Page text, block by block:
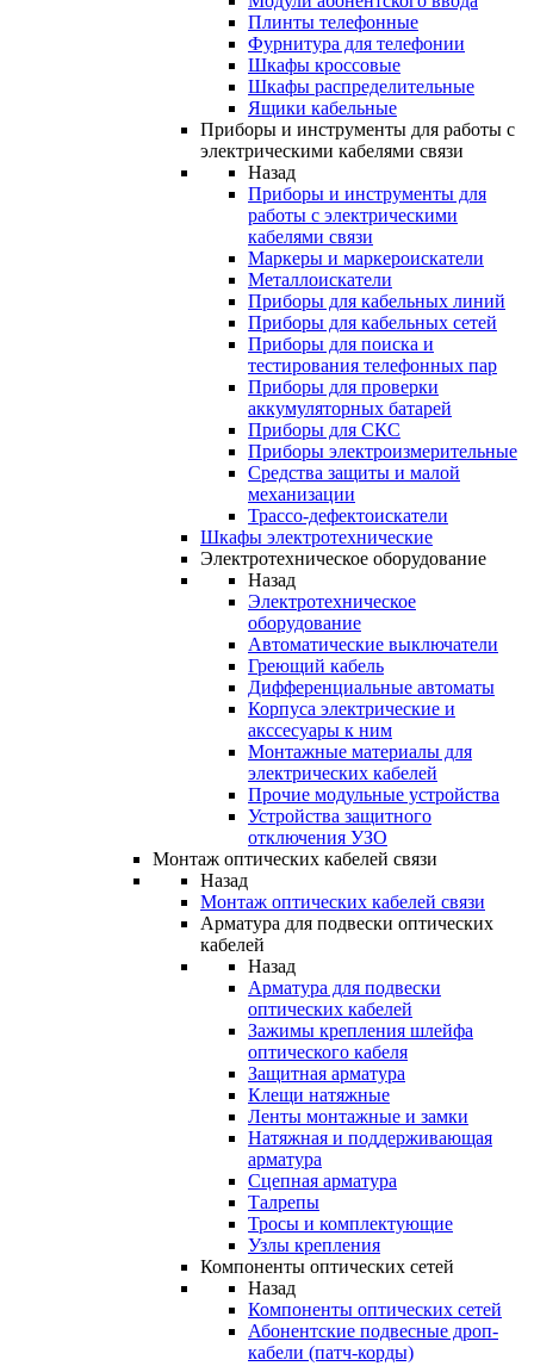
Плинты телефонные
Фурнитура для телефонии
Шкафы кроссовые
Шкафы распределительные
Ящики кабельные
Приборы и инструменты для работы с
электрическими кабелями связи
Назад
Приборы и инструменты для
работы с электрическими
кабелями связи
Маркеры и маркероискатели
Металлоискатели
Приборы для кабельных линий
Приборы для кабельных сетей
Приборы для поиска и
тестирования телефонных пар
Приборы для проверки
аккумуляторных батарей
Приборы для СКС
Приборы электроизмерительные
Средства защиты и малой
механизации
Трассо-дефектоискатели
Шкафы электротехнические
Электротехническое оборудование
Назад
Электротехническое
оборудование
Автоматические выключатели
Греющий кабель
Дифференциальные автоматы
Корпуса электрические и
акссесуары к ним
Монтажные материалы для
электрических кабелей
Прочие модульные устройства
Устройства защитного
отключения УЗО
Монтаж оптических кабелей связи
Назад
Монтаж оптических кабелей связи
Арматура для подвески оптических
кабелей
Назад
Арматура для подвески
оптических кабелей
Зажимы крепления шлейфа
оптического кабеля
Защитная арматура
Клещи натяжные
Ленты монтажные и замки
Натяжная и поддерживающая
арматура
Сцепная арматура
Талрепы
Тросы и комплектующие
Узлы крепления
Компоненты оптических сетей
Назад
Компоненты оптических сетей
Абонентские подвесные дроп-
кабели (патч-корды)